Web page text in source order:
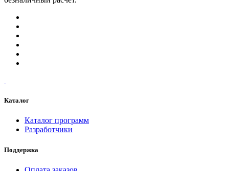
Каталог
Каталог программ
Разработчики
Поддержка